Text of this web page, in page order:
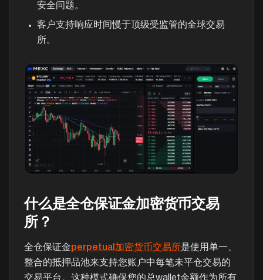
安全问题。
客户支持响应时间慢于顶级受监管的全球交易
所。
什么是全仓保证金加密货币交易
所？
全仓保证金 perpetual加密货币交易所是使用单一、
整合的抵押品池来支持您账户中每笔未平仓交易的
交易平台。这种模式确保您的总wallet余额作为所有